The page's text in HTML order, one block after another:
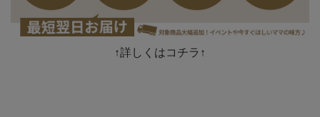
↑詳しくはコチラ↑